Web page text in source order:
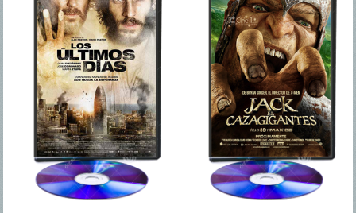
DIAS
Año 2013. Una misteriosa
enfermedad se extiende
por todo el planeta. El
pánico domina a la
población, que se niega a
salir a la calle, pues eso
provoca la muerte de
manera fulminante. Toda l...
Más
CAZAGIGANTES
La paz entre los seres
humanos y los gigantes
llega a su fin cuando éstos
secuestran a una princesa.
Un grupo de hombres
valientes encabezados por
un joven granjero
intentarán rescatarla. Ad...
Más